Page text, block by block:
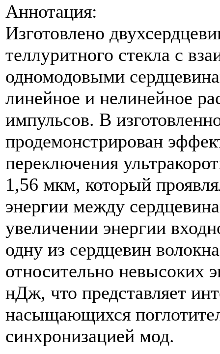
Аннотация:
Изготовлено
теллуритного стекла с
одномодовыми
линейное и нелинейное
импульсов. В
продемонстрирован
переключения
1,56 мкм, который
энергии между
увеличении энергии
одну из сердцевин
относительно невысоких
нДж, что представляет
насыщающихся
синхронизацией мод.